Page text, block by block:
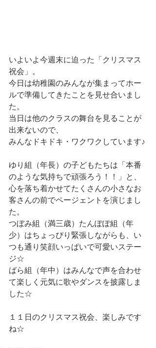
いよいよ今週末に迫った「クリスマス
祝会」。
今日は幼稚園のみんなが集まってホー
ルで準備してきたことを見せ合いまし
た。
当日は他のクラスの舞台を見ることが
出来ないので、
みんなドキドキ・ワクワクしています♪
ゆり組（年長）の子どもたちは「本番
のような気持ちで頑張ろう！！」と、
心を落ち着かせてたくさんの小さなお
客さんの前でページェントを演じまし
た。
つぼみ組（満三歳）たんぽぽ組（年
少）はちょっぴり緊張しながらも、い
つも通り笑顔いっぱいで可愛いステー
ジ☆
ばら組（年中）はみんなで声を合わせ
て楽しく元気に歌やダンスを披露しま
した☆
１１日のクリスマス祝会、楽しみです
ね☆